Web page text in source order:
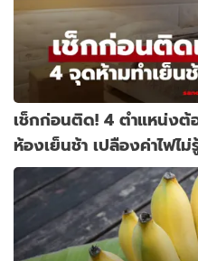
เช็กก่อนติด! 4 ตำแหน่งต้
ห้องเย็นช้า เปลืองค่าไฟไม่